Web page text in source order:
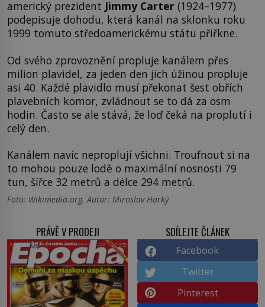
americký prezident Jimmy Carter (1924–1977)
podepisuje dohodu, která kanál na sklonku roku
1999 tomuto středoamerickému státu přiřkne.
Od svého zprovoznění propluje kanálem přes
milion plavidel, za jeden den jich úžinou propluje
asi 40. Každé plavidlo musí překonat šest obřích
plavebních komor, zvládnout se to dá za osm
hodin. Často se ale stává, že loď čeká na proplutí i
celý den.
Kanálem navíc neproplují všichni. Troufnout si na
to mohou pouze lodě o maximální nosnosti 79
tun, šířce 32 metrů a délce 294 metrů.
Foto: Wikimedia.org. Autor: Miroslav Horký
PRÁVĚ V PRODEJI SDÍLEJTE ČLÁNEK
Facebook
Twitter
Pinterest